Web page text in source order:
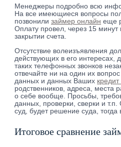
Менеджеры подробно всю
На все имеющиеся вопросы
позвонилизаймер онлайн еще
Оплату провел, через 15
закрытии счета.
Отсутствие волеизъявления
действующих в его интересах,
таких телефонных звонков
отвечайте ни на один их
данных и данных Ваших
родственников, адреса, места
о себе вообще. Просьбы,
данных, проверки, сверки и
суд, будет решение суда, тогда
Итоговое сравнение